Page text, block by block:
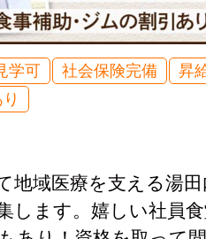
学可 社会保険完備
昇
地域医療を支える湯
します。嬉しい社員